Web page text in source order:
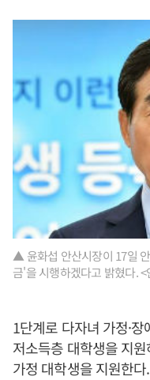
▲ 윤화섭 안산시장이 17일
금'을 시행하겠다고 밝혔다. <
1단계로 다자녀 가정·
저소득층 대학생을 지
가정 대학생을 지원한다.